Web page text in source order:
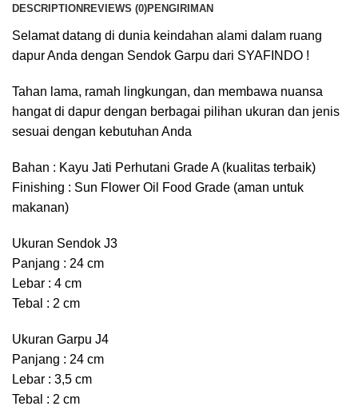
DESCRIPTIONREVIEWS (0)PENGIRIMAN
Selamat datang di dunia keindahan alami dalam ruang
dapur Anda dengan Sendok Garpu dari SYAFINDO !
Tahan lama, ramah lingkungan, dan membawa nuansa
hangat di dapur dengan berbagai pilihan ukuran dan jenis
sesuai dengan kebutuhan Anda
Bahan : Kayu Jati Perhutani Grade A (kualitas terbaik)
Finishing : Sun Flower Oil Food Grade (aman untuk
makanan)
Ukuran Sendok J3
Panjang : 24 cm
Lebar : 4 cm
Tebal : 2 cm
Ukuran Garpu J4
Panjang : 24 cm
Lebar : 3,5 cm
Tebal : 2 cm